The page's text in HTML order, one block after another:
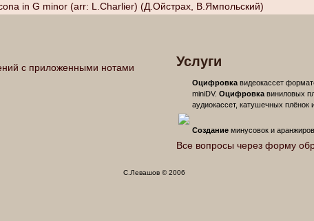
in G minor (arr: L.Charlier) (Д.Ойстрах, В.Ямпольский)
с приложенными нотами Услуги
Оцифровка видеокассет
miniDV. Оцифровка виниловых
аудиокассет, катушечных плёнок
Создание минусовок и
Все вопросы через форму
С.Левашов © 2006